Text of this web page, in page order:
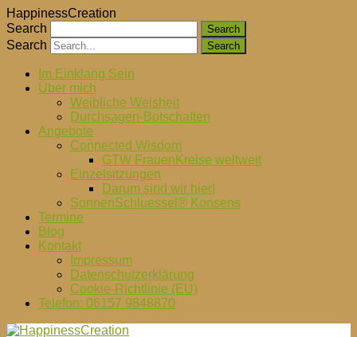
HappinessCreation
Search
Search
Im Einklang Sein
Über mich
Weibliche Weisheit
Durchsagen-Botschaften
Angebote
Connected Wisdom
GTW FrauenKreise weltweit
Einzelsitzungen
Darum sind wir hier!
SonnenSchluessel® Konsens
Termine
Blog
Kontakt
Impressum
Datenschutzerklärung
Cookie-Richtlinie (EU)
Telefon: 06157 9848870